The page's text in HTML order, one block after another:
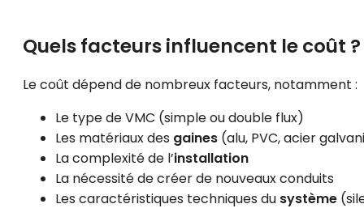
Quels facteurs influencent le coût ?
Le coût dépend de nombreux facteurs, notamment :
Le type de VMC (simple ou double flux)
Les matériaux des gaines (alu, PVC, acier
La complexité de l’installation
La nécessité de créer de nouveaux conduits
Les caractéristiques techniques du système